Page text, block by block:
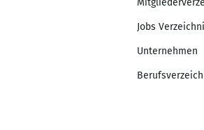
Jobs
Unternehmen